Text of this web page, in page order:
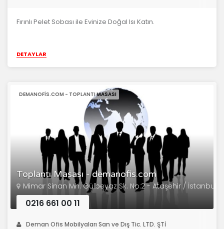
Fırınlı Pelet Sobası ile Evinize Doğal Isı Katın.
DETAYLAR
Toplantı Masası - demanofis.com
DEMANOFIS.COM - TOPLANTI MASASI
Mimar Sinan Mh. Gülbeyaz Sk. No:2 - Ataşehir / İstanbul
0216 661 00 11
Deman Ofis Mobilyaları San ve Dış Tic. LTD. ŞTİ